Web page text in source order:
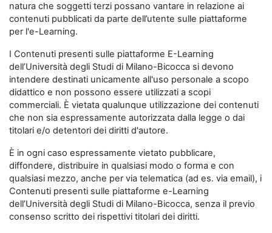
natura che soggetti terzi possano vantare in relazione ai
contenuti pubblicati da parte dell’utente sulle piattaforme
per l'e-Learning.
I Contenuti presenti sulle piattaforme E-Learning
dell’Università degli Studi di Milano-Bicocca si devono
intendere destinati unicamente all'uso personale a scopo
didattico e non possono essere utilizzati a scopi
commerciali. È vietata qualunque utilizzazione dei contenuti
che non sia espressamente autorizzata dalla legge o dai
titolari e/o detentori dei diritti d'autore.
È in ogni caso espressamente vietato pubblicare,
diffondere, distribuire in qualsiasi modo o forma e con
qualsiasi mezzo, anche per via telematica (ad es. via email), i
Contenuti presenti sulle piattaforme e-Learning
dell’Università degli Studi di Milano-Bicocca, senza il previo
consenso scritto dei rispettivi titolari dei diritti.